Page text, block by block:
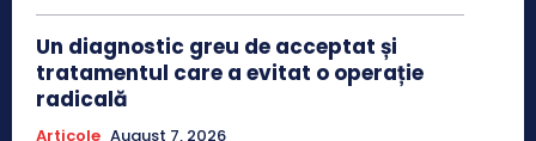
Un diagnostic greu de acceptat și
tratamentul care a evitat o operație
radicală
Articole August 7, 2026